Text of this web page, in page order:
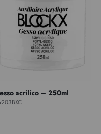
acrilico – 250ml